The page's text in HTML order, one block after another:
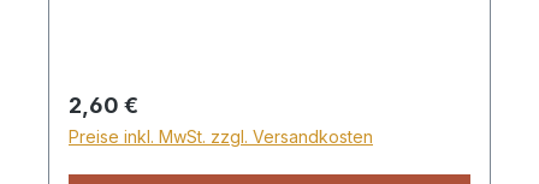
Regulärer Preis:
2,60 €
Preise inkl. MwSt. zzgl. Versandkosten